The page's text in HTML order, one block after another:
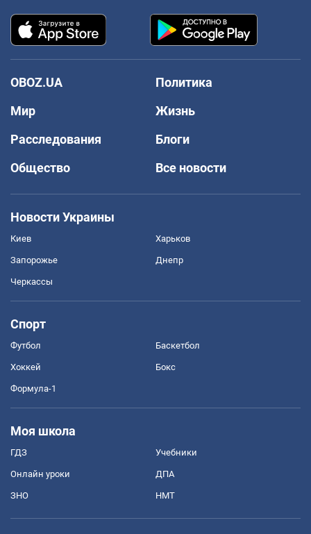
OBOZ.UA
Политика
Мир
Жизнь
Расследования
Блоги
Общество
Все новости
Новости Украины
Киев Харьков
Запорожье Днепр
Черкассы
Спорт
Футбол Баскетбол
Хоккей Бокс
Формула-1
Моя школа
ГДЗ Учебники
Онлайн уроки ДПА
ЗНО НМТ